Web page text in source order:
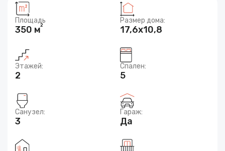
Площадь
350 м2
Размер дома:
17,6x10,8
Этажей:
2
Спален:
5
Санузел:
3
Гараж:
Да